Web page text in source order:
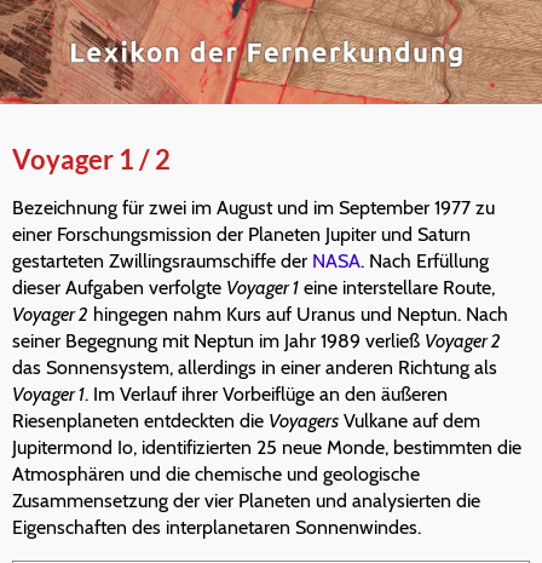
Voyager 1 / 2
Bezeichnung für zwei im August und im September 1977 zu
einer Forschungsmission der Planeten Jupiter und Saturn
gestarteten Zwillingsraumschiffe der NASA. Nach Erfüllung
dieser Aufgaben verfolgte Voyager 1 eine interstellare Route,
Voyager 2 hingegen nahm Kurs auf Uranus und Neptun. Nach
seiner Begegnung mit Neptun im Jahr 1989 verließ Voyager 2
das Sonnensystem, allerdings in einer anderen Richtung als
Voyager 1. Im Verlauf ihrer Vorbeiflüge an den äußeren
Riesenplaneten entdeckten die Voyagers Vulkane auf dem
Jupitermond Io, identifizierten 25 neue Monde, bestimmten die
Atmosphären und die chemische und geologische
Zusammensetzung der vier Planeten und analysierten die
Eigenschaften des interplanetaren Sonnenwindes.